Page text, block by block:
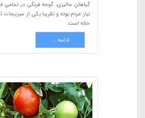
گیاهان جالیزی، گوجه فرنگی در تمامی
نیاز مردم بوده و تقریبا یکی از سبزیجات
خانه است.
ادامه ...